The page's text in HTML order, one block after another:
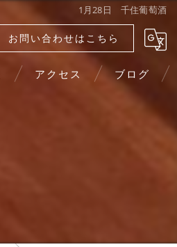
1月28日 千住葡萄酒
お問い合わせはこちら
アクセス ブログ